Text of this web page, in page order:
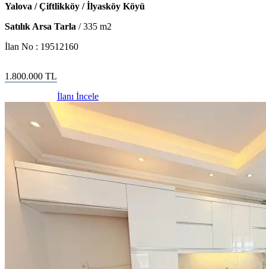
Yalova / Çiftlikköy / İlyasköy Köyü
Satılık Arsa Tarla /335 m2
İlan No : 19512160
1.800.000 TL
İlanı İncele